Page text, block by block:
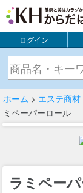
ログイン
ホーム > エステ商材
ミペーパーロール
ラミペー